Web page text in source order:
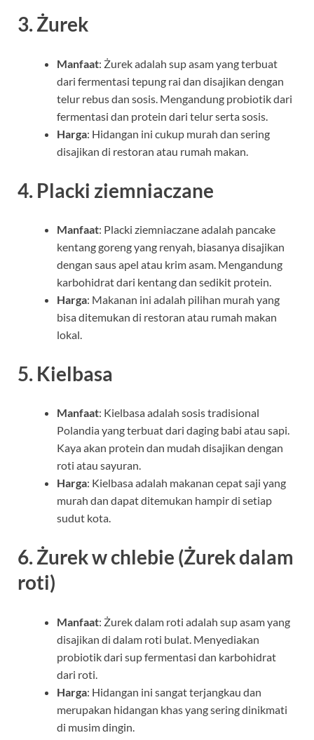
3.Żurek
Manfaat: Żurek adalah sup asam yang terbuat
dari fermentasi tepung rai dan disajikan dengan
telur rebus dan sosis. Mengandung probiotik dari
fermentasi dan protein dari telur serta sosis.
Harga: Hidangan ini cukup murah dan sering
disajikan di restoran atau rumah makan.
4. Placki ziemniaczane
Manfaat: Placki ziemniaczane adalah pancake
kentang goreng yang renyah, biasanya disajikan
dengan saus apel atau krim asam. Mengandung
karbohidrat dari kentang dan sedikit protein.
Harga: Makanan ini adalah pilihan murah yang
bisa ditemukan di restoran atau rumah makan
lokal.
5. Kielbasa
Manfaat: Kielbasa adalah sosis tradisional
Polandia yang terbuat dari daging babi atau sapi.
Kaya akan protein dan mudah disajikan dengan
roti atau sayuran.
Harga: Kielbasa adalah makanan cepat saji yang
murah dan dapat ditemukan hampir di setiap
sudut kota.
6.Żurek w chlebie (Żurek dalam
roti)
Manfaat: Żurek dalam roti adalah sup asam yang
disajikan di dalam roti bulat. Menyediakan
probiotik dari sup fermentasi dan karbohidrat
dari roti.
Harga: Hidangan ini sangat terjangkau dan
merupakan hidangan khas yang sering dinikmati
di musim dingin.